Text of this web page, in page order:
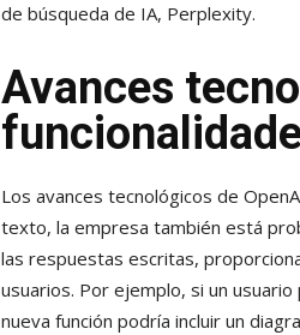
de búsqueda de IA, Perplexity.
Avances
Los avances tecnológicos de
texto, la empresa también está
las respuestas escritas,
usuarios. Por ejemplo, si un
nueva función podría incluir un